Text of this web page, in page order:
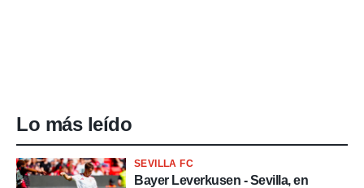
Lo más leído
SEVILLA FC
Bayer Leverkusen - Sevilla, en